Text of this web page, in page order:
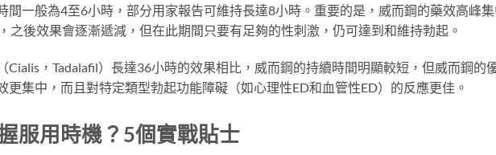
間一般為4至6小時，部分用家報告可維持長達8小時。重要的是，威而鋼的藥效高峰
之後效果會逐漸遞減，但在此期間只要有足夠的性刺激，仍可達到和維持勃起。
Cialis，Tadalafil）長達36小時的效果相比，威而鋼的持續時間明顯較短，但威而鋼的
更集中，而且對特定類型勃起功能障礙（如心理性ED和血管性ED）的反應更佳。
服用時機？5個實戰貼士